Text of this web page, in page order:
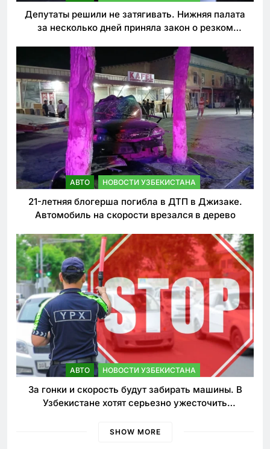
Депутаты решили не затягивать. Нижняя палата
за несколько дней приняла закон о резком
АВТО НОВОСТИ УЗБЕКИСТАНА
21-летняя блогерша погибла в ДТП в Джизаке.
Автомобиль на скорости врезался в дерево
АВТО НОВОСТИ УЗБЕКИСТАНА
За гонки и скорость будут забирать машины. В
Узбекистане хотят серьезно ужесточить
SHOW MORE